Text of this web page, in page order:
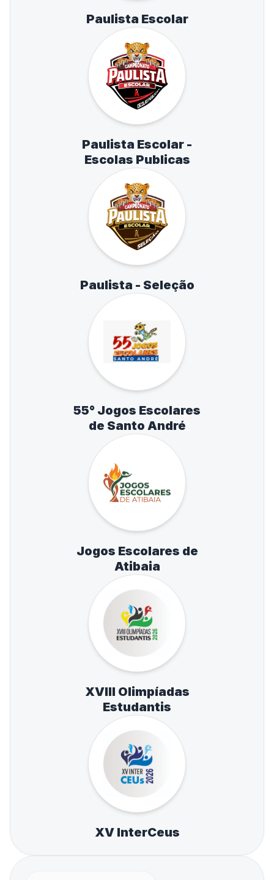
Paulista Escolar
Paulista Escolar -
Escolas Publicas
Paulista - Seleção
55° Jogos Escolares
de Santo André
Jogos Escolares de
Atibaia
XVIII Olimpíadas
Estudantis
XV InterCeus